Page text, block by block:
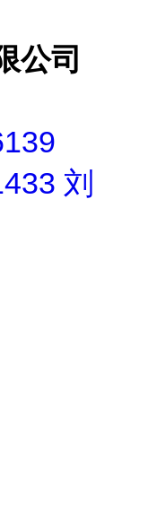
公司
刘